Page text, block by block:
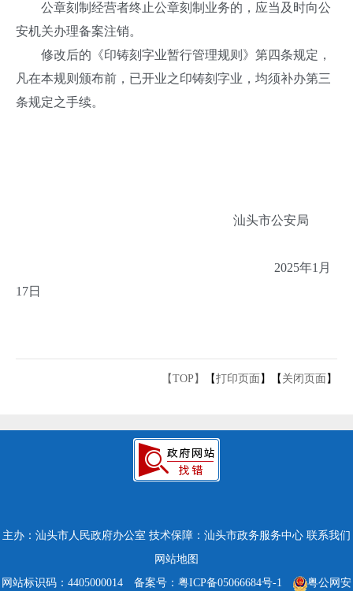
公章刻制经营者终止公章刻制业务的，应当及时向公
安机关办理备案注销。
修改后的《印铸刻字业暂行管理规则》第四条规定，
凡在本规则颁布前，已开业之印铸刻字业，均须补办第三
条规定之手续。
汕头市公安局
2025年1月
17日
【TOP】 【打印页面 】【 关闭页面 】
主办：汕头市人民政府办公室 技术保障：汕头市政务服务中心 联系我们
网站地图
网站标识码：4405000014
备案号：粤ICP备05066684号-1 粤公网安